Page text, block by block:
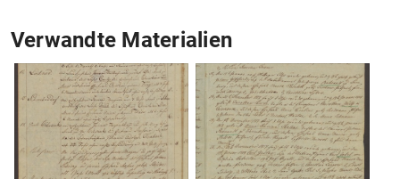
Verwandte Materialien